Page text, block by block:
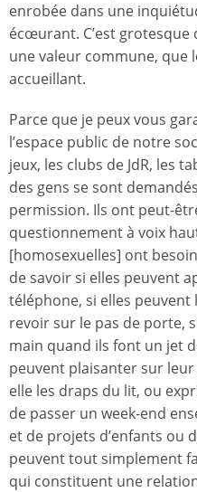
enrobée dans une
écœurant. C’est
une valeur commune, que
accueillant.
Parce que je peux vous
l’espace public de notre
jeux, les clubs de JdR, les
des gens se sont
permission. Ils ont peut-
questionnement à voix
[homosexuelles] ont
de savoir si elles peuvent
téléphone, si elles peuvent
revoir sur le pas de porte,
main quand ils font un jet
peuvent plaisanter sur
elle les draps du lit, ou
de passer un week-end
et de projets d’enfants ou
peuvent tout simplement
qui constituent une